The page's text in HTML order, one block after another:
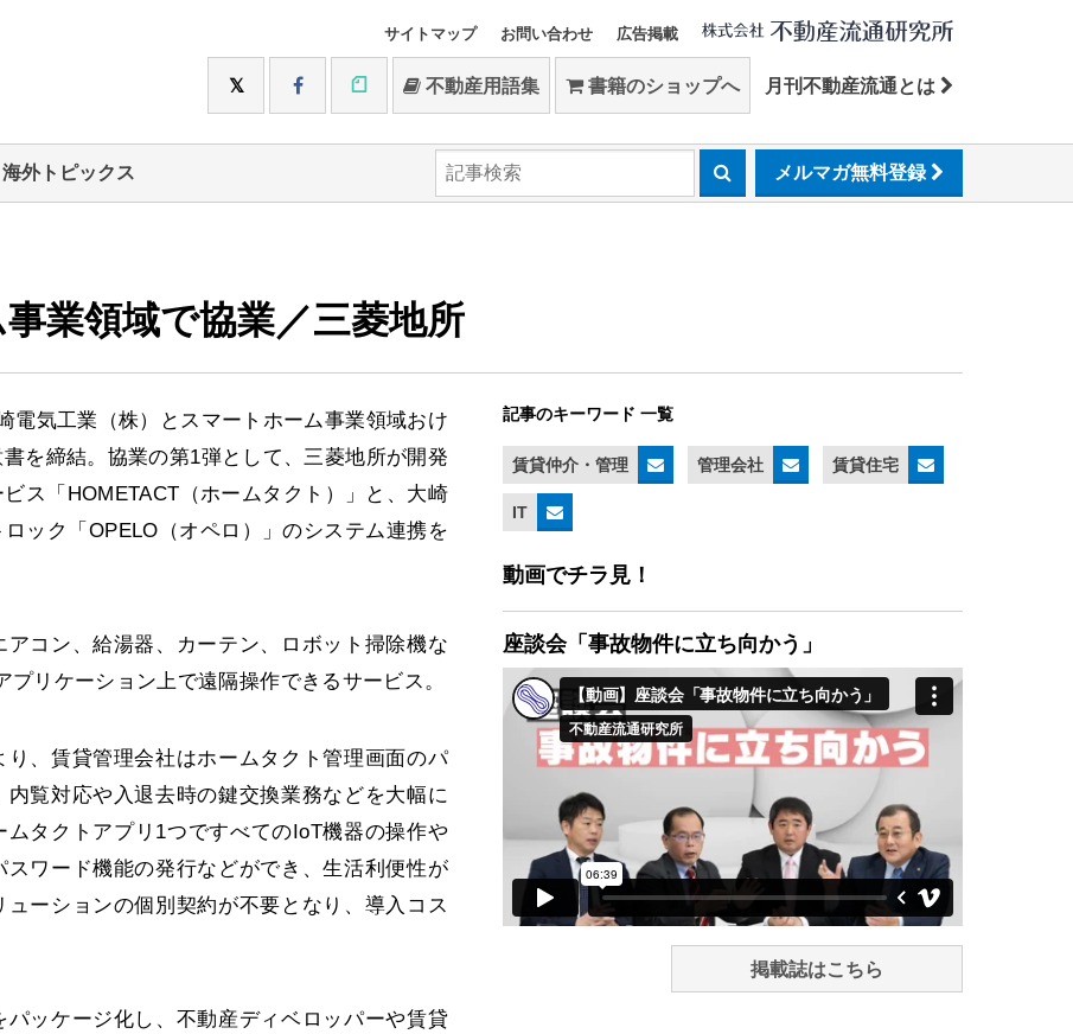
サイトマップ お問い合わせ 広告掲載
不動産用語集 書籍のショップへ 月刊不動産流通とは
海外トピックス メルマガ無料登録
業領域で協業／三菱地所
気工業（株）とスマートホーム事業領域おけ
を締結。協業の第1弾として、三菱地所が開発
ス「HOMETACT（ホームタクト）」と、大崎
ック「OPELO（オペロ）」のシステム連携を
コン、給湯器、カーテン、ロボット掃除機な
プリケーション上で遠隔操作できるサービス。
、賃貸管理会社はホームタクト管理画面のパ
覧対応や入退去時の鍵交換業務などを大幅に
タクトアプリ1つですべてのIoT機器の操作や
ワード機能の発行などができ、生活利便性が
ーションの個別契約が不要となり、導入コス
ッケージ化し、不動産ディベロッパーや賃貸
記事のキーワード 一覧
賃貸仲介・管理 管理会社 賃貸住宅
IT
動画でチラ見！
座談会「事故物件に立ち向かう」
掲載誌はこちら